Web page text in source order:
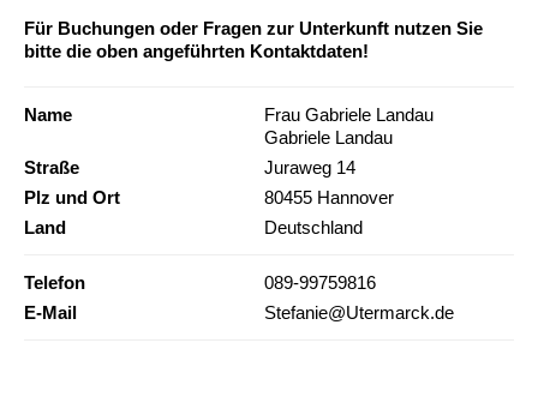
Für Buchungen oder Fragen zur Unterkunft nutzen Sie
bitte die oben angeführten Kontaktdaten!
Name
Frau Gabriele Landau
Gabriele Landau
Straße
Juraweg 14
Plz und Ort
80455 Hannover
Land
Deutschland
Telefon
089-99759816
E-Mail
Stefanie@Utermarck.de